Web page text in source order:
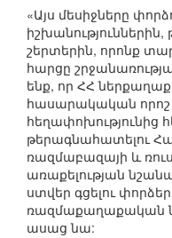
«Այս մեսիջները
շերտերին, որոնք
հարցը
ենք, որ ՀՀ
հասարակական որոշ
հեղափոխությունից
թերագնահատելու
ռազմաբազայի և
առաքելության
ստվեր գցելու
ռազմաքաղաքական
ասաց նա: